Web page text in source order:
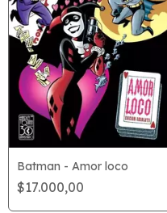
Batman - Amor loco
$17.000,00